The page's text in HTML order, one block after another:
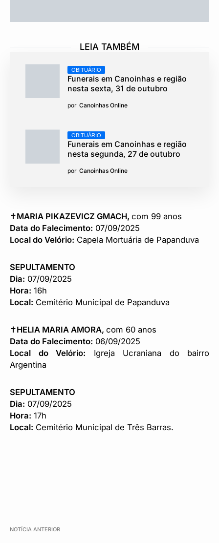
LEIA TAMBÉM
OBITUÁRIO
Funerais em Canoinhas e região
nesta sexta, 31 de outubro
por Canoinhas Online
OBITUÁRIO
Funerais em Canoinhas e região
nesta segunda, 27 de outubro
por Canoinhas Online
✝️MARIA PIKAZEVICZ GMACH, com 99 anos
Data do Falecimento: 07/09/2025
Local do Velório: Capela Mortuária de Papanduva
SEPULTAMENTO
Dia: 07/09/2025
Hora: 16h
Local: Cemitério Municipal de Papanduva
✝️HELIA MARIA AMORA, com 60 anos
Data do Falecimento: 06/09/2025
Local do Velório: Igreja Ucraniana do bairro
Argentina
SEPULTAMENTO
Dia: 07/09/2025
Hora: 17h
Local: Cemitério Municipal de Três Barras.
NOTÍCIA ANTERIOR